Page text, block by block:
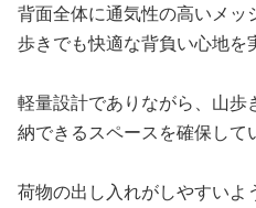
背面全体に通気性の高いメ
歩きでも快適な背負い心地を
軽量設計でありながら、山
納できるスペースを確保して
荷物の出し入れがしやすい